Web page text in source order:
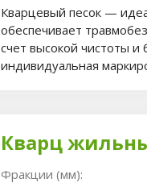
Кварцевый песок —
обеспечивает
счет высокой чистоты
индивидуальная
Кварц
Фракции (мм):